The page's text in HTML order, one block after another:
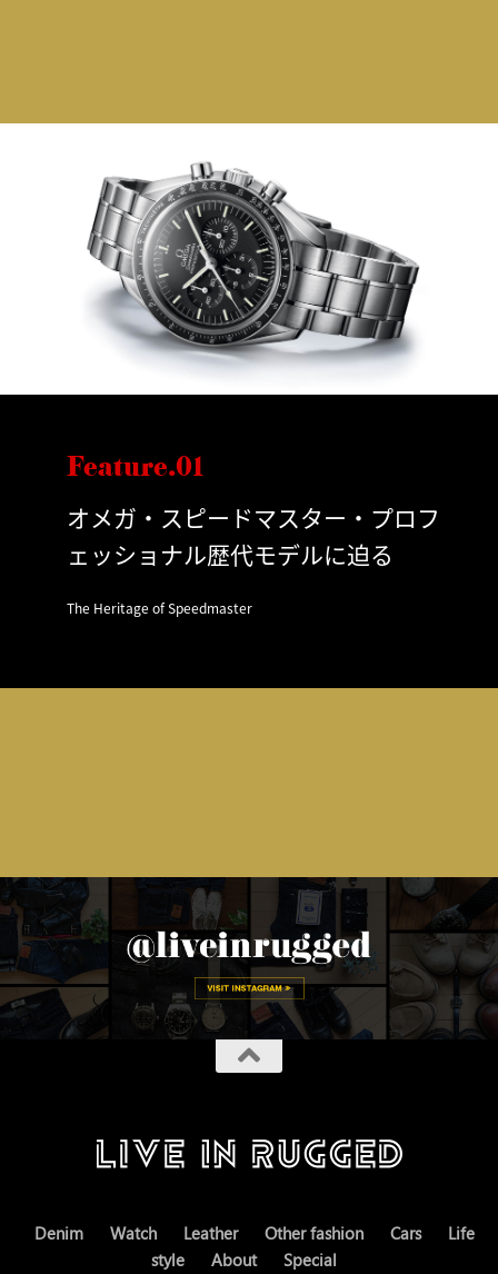
Feature.01
オメガ・スピードマスター・プロフ
ェッショナル歴代モデルに迫る
The Heritage of Speedmaster
Denim Watch Leather Other fashion Cars
Life
style
About Special